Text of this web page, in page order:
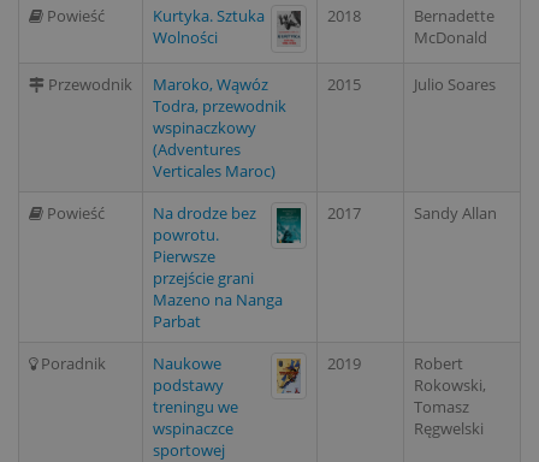
Powieść
Kurtyka. Sztuka
Wolności
2018
Bernadette
McDonald
Przewodnik
Maroko, Wąwóz
Todra, przewodnik
wspinaczkowy
(Adventures
Verticales Maroc)
2015 Julio Soares
Powieść
Na drodze bez
powrotu.
Pierwsze
przejście grani
Mazeno na Nanga
Parbat
2017 Sandy Allan
Poradnik
Naukowe
podstawy
treningu we
wspinaczce
sportowej
2019
Robert
Rokowski,
Tomasz
Ręgwelski